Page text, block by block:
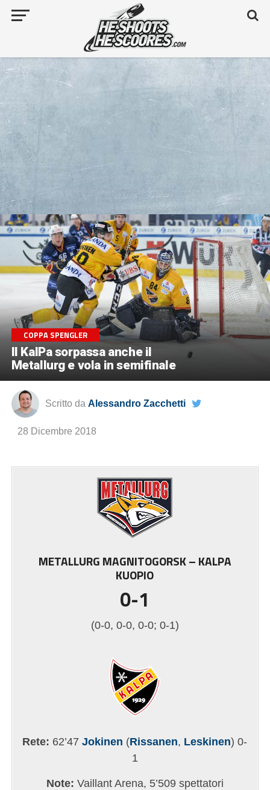
COPPA SPENGLER
Il KalPa sorpassa anche il
Metallurg e vola in semifinale
Scritto da Alessandro Zacchetti
28 Dicembre 2018
METALLURG MAGNITOGORSK – KALPA
KUOPIO
0-1
(0-0, 0-0, 0-0; 0-1)
Rete: 62’47Jokinen (Rissanen, Leskinen) 0-
1
Note: Vaillant Arena, 5’509 spettatori